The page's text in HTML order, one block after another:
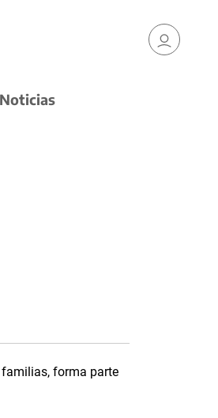
Noticias
forma parte